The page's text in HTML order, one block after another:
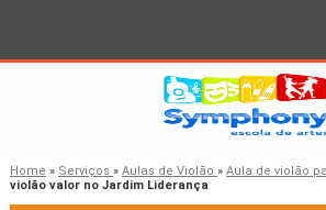
Home » Serviços » Aulas de Violão » Aula de violão
violão valor no Jardim Liderança